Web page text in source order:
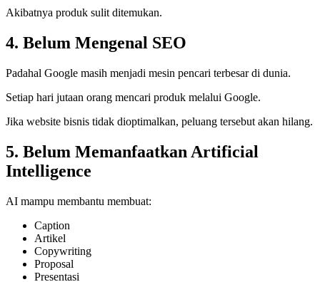
Akibatnya produk sulit ditemukan.
4. Belum Mengenal SEO
Padahal Google masih menjadi mesin pencari terbesar di dunia.
Setiap hari jutaan orang mencari produk melalui Google.
Jika website bisnis tidak dioptimalkan, peluang tersebut akan hilang.
5. Belum Memanfaatkan Artificial
Intelligence
AI mampu membantu membuat:
Caption
Artikel
Copywriting
Proposal
Presentasi